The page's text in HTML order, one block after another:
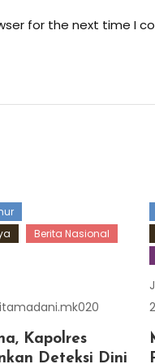
for the next time I
Berita Nasional
Kapolres
Deteksi Dini